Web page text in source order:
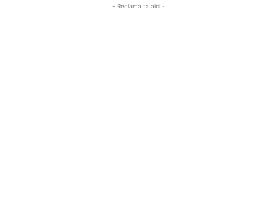
- Reclama ta aici -